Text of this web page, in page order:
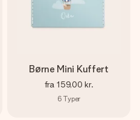
Børne Mini Kuffert
fra 159,00 kr.
6 Typer